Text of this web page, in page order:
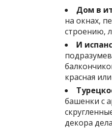
Дом в
на окнах,
строению,
И
красная
башенки с
декора